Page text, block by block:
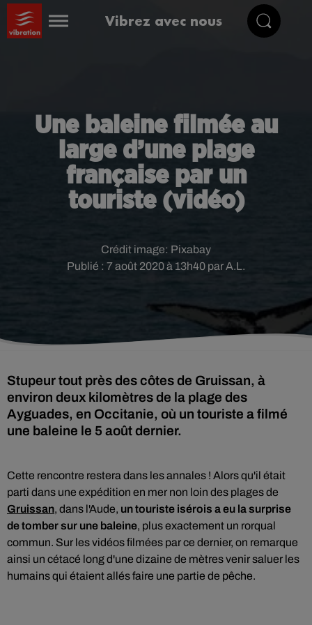
Vibrez avec nous
Une baleine filmée au
large d’une plage
française par un
touriste (vidéo)
Publié : 7 août 2020 à 13h40 par A.L.
Crédit image: Pixabay
Stupeur tout près des côtes de Gruissan, à
environ deux kilomètres de la plage des
Ayguades, en Occitanie, où un touriste a filmé
une baleine le 5 août dernier.
Cette rencontre restera dans les annales ! Alors qu'il était
parti dans une expédition en mer non loin des plages de
Gruissan, dans l'Aude, un touriste isérois a eu la surprise
de tomber sur une baleine, plus exactement un rorqual
commun. Sur les vidéos filmées par ce dernier, on remarque
ainsi un cétacé long d'une dizaine de mètres venir saluer les
humains qui étaient allés faire une partie de pêche.